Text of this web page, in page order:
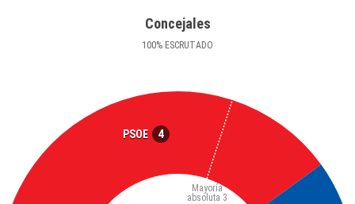
Concejales
100% ESCRUTADO
PSOE 4
Mayoría
absoluta 3